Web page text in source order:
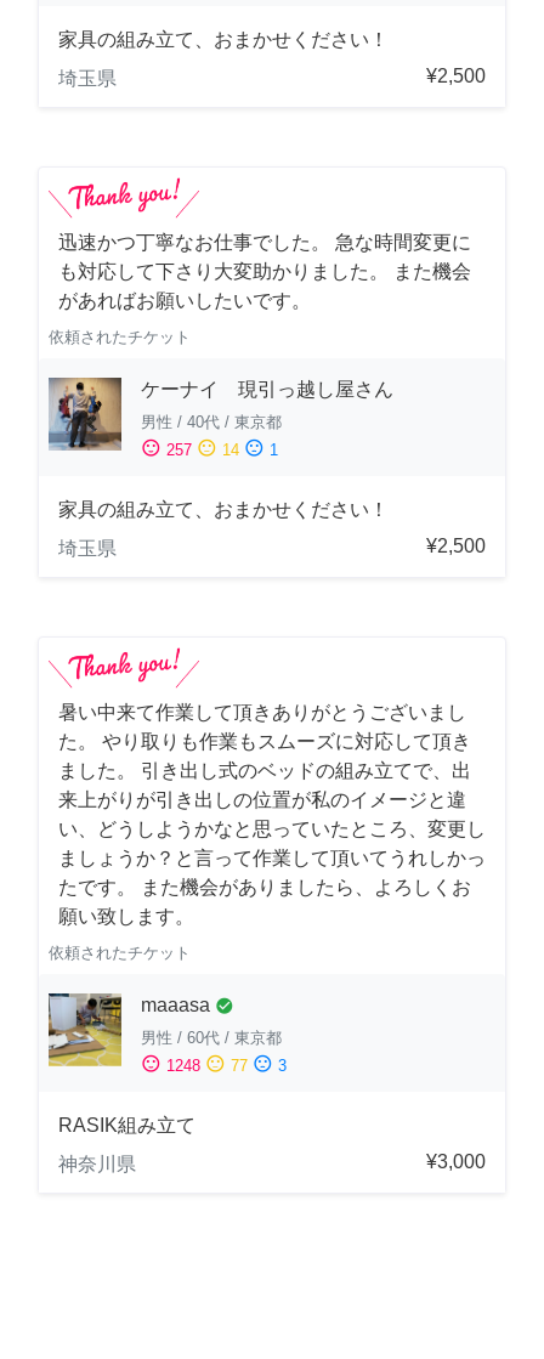
家具の組み立て、おまかせください！
埼玉県
¥2,500
迅速かつ丁寧なお仕事でした。 急な時間変更に
も対応して下さり大変助かりました。 また機会
があればお願いしたいです。
依頼されたチケット
ケーナイ 現引っ越し屋さん
男性 / 40代 / 東京都
sentiment_satisfied 257 sentiment_neutral 14 sentiment_dissatisfied 1
家具の組み立て、おまかせください！
埼玉県
¥2,500
暑い中来て作業して頂きありがとうございまし
た。 やり取りも作業もスムーズに対応して頂き
ました。 引き出し式のベッドの組み立てで、出
来上がりが引き出しの位置が私のイメージと違
い、どうしようかなと思っていたところ、変更し
ましょうか？と言って作業して頂いてうれしかっ
たです。 また機会がありましたら、よろしくお
願い致します。
依頼されたチケット
maaasa check_circle
男性 / 60代 / 東京都
sentiment_satisfied 1248 sentiment_neutral 77 sentiment_dissatisfied 3
RASIK組み立て
神奈川県
¥3,000